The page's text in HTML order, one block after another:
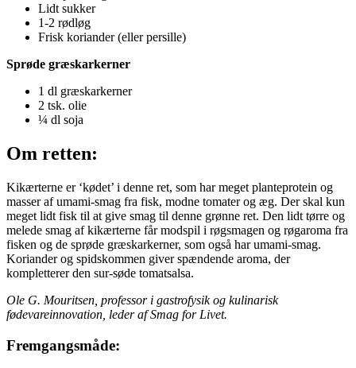
Lidt sukker
1-2 rødløg
Frisk koriander (eller persille)
Sprøde græskarkerner
1 dl græskarkerner
2 tsk. olie
¼ dl soja
Om retten:
Kikærterne er ‘kødet’ i denne ret, som har meget planteprotein og
masser af umami-smag fra fisk, modne tomater og æg. Der skal kun
meget lidt fisk til at give smag til denne grønne ret. Den lidt tørre og
melede smag af kikærterne får modspil i røgsmagen og røgaroma fra
fisken og de sprøde græskarkerner, som også har umami-smag.
Koriander og spidskommen giver spændende aroma, der
kompletterer den sur-søde tomatsalsa.
Ole G. Mouritsen, professor i gastrofysik og kulinarisk
fødevareinnovation, leder af Smag for Livet.
Fremgangsmåde: